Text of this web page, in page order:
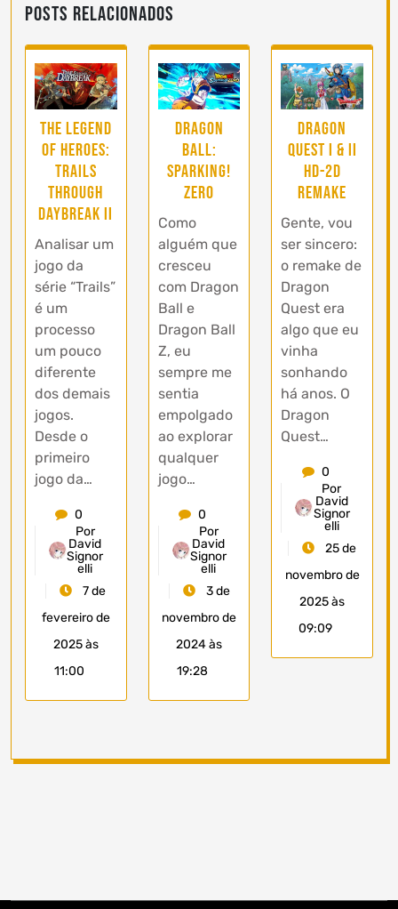
Posts Relacionados
The Legend
of Heroes:
Trails
Through
Daybreak II
Analisar um
jogo da
série “Trails”
é um
processo
um pouco
diferente
dos demais
jogos.
Desde o
primeiro
jogo da…
0
Por
David
Signor
elli
7 de
fevereiro de
2025 às
11:00
Dragon
Ball:
Sparking!
ZERO
Como
alguém que
cresceu
com Dragon
Ball e
Dragon Ball
Z, eu
sempre me
sentia
empolgado
ao explorar
qualquer
jogo…
0
Por
David
Signor
elli
3 de
novembro de
2024 às
19:28
DRAGON
QUEST I & II
HD-2D
Remake
Gente, vou
ser sincero:
o remake de
Dragon
Quest era
algo que eu
vinha
sonhando
há anos. O
Dragon
Quest…
0
Por
David
Signor
elli
25 de
novembro de
2025 às
09:09